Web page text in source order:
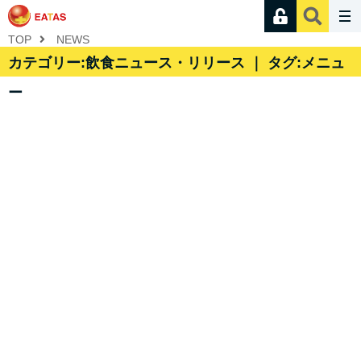
TOP NEWS
カテゴリー:飲食ニュース・リリース ｜ タグ:メニュ
ー